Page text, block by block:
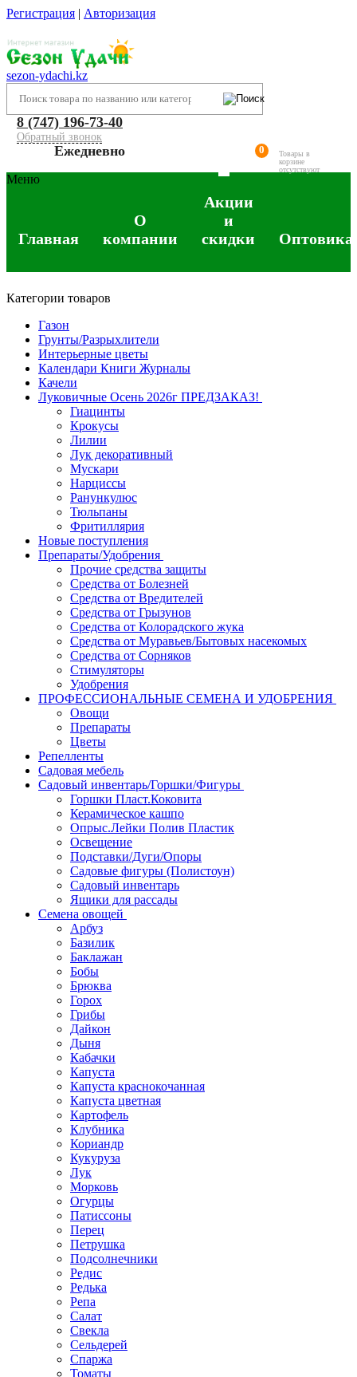
Регистрация | Авторизация
sezon-ydachi.kz
8 (747) 196-73-40
Обратный звонок
Ежедневно 0
Товары в
корзине
отсутствуют
Меню
Главная
О
компании
Акции
и
скидки
Категории товаров
Газон
Грунты/Разрыхлители
Интерьерные цветы
Календари Книги Журналы
Качели
Луковичные Осень 2026г ПРЕДЗАКАЗ!
Гиацинты
Крокусы
Лилии
Лук декоративный
Мускари
Нарциссы
Ранункулюс
Тюльпаны
Фритиллярия
Новые поступления
Препараты/Удобрения
Прочие средства защиты
Средства от Болезней
Средства от Вредителей
Средства от Грызунов
Средства от Колорадского жука
Средства от Муравьев/Бытовых насекомых
Средства от Сорняков
Стимуляторы
Удобрения
ПРОФЕССИОНАЛЬНЫЕ СЕМЕНА И УДОБРЕНИЯ
Овощи
Препараты
Цветы
Репелленты
Садовая мебель
Садовый инвентарь/Горшки/Фигуры
Горшки Пласт.Коковита
Керамическое кашпо
Опрыс.Лейки Полив Пластик
Освещение
Подставки/Дуги/Опоры
Садовые фигуры (Полистоун)
Садовый инвентарь
Ящики для рассады
Семена овощей
Арбуз
Базилик
Баклажан
Бобы
Брюква
Горох
Грибы
Дайкон
Дыня
Кабачки
Капуста
Капуста краснокочанная
Капуста цветная
Картофель
Клубника
Кориандр
Кукуруза
Лук
Морковь
Огурцы
Патиссоны
Перец
Петрушка
Подсолнечники
Редис
Редька
Репа
Салат
Свекла
Сельдерей
Спаржа
Томаты